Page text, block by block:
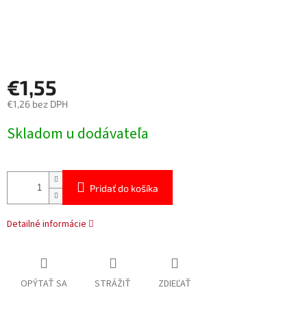
€1,55
€1,26 bez DPH
cena:
Skladom u dodávateľa
Pridať do košíka
Detailné informácie
OPÝTAŤ SA STRÁŽIŤ ZDIEĽAŤ